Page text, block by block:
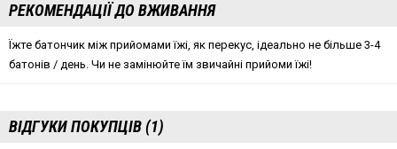
РЕКОМЕНДАЦІЇ ДО ВЖИВАННЯ
Їжте батончик між прийомами їжі, як перекус, ідеально не більше 3-4
батонів / день. Чи не замінюйте їм звичайні прийоми їжі!
ВІДГУКИ ПОКУПЦІВ (1)